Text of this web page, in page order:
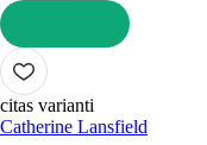
LIKT GROZĀ
citas varianti
Catherine Lansfield